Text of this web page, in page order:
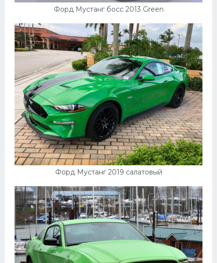
Форд Мустанг босс 2013 Green
Форд Мустанг 2019 салатовый